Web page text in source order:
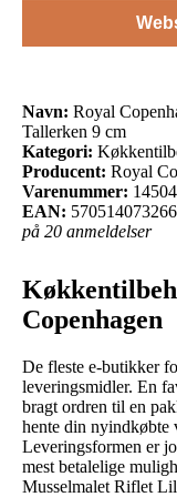
Navn: Royal
Tallerken 9 cm
Kategori:
Producent: Royal
Varenummer:
EAN:
på 20 anmeldelser
Copenhagen
De fleste e-butikker
leveringsmidler. En
bragt ordren til en
hente din nyindkøbte
Leveringsformen er
mest betalelige
Musselmalet Riflet